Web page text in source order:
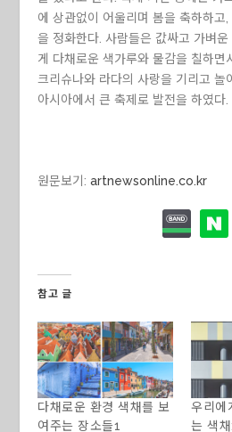
에 상관없이 어울리며 봄을 축하하고
을 정화한다. 사람들은 값싸고 가벼운
게 다채로운 색가루와 물감을 칠하면
크리슈나와 라다의 사랑을 기리고 놀
아시아에서 큰 축제로 발전을 하였다.
원문보기:artnewsonline.co.kr
참고 글
다채로운 환경 색채를 보
여주는 장소들1
우리에
는 색